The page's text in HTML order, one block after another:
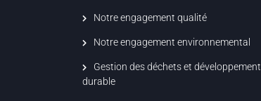
Notre engagement qualité
Notre engagement environnemental
Gestion des déchets et développement
durable